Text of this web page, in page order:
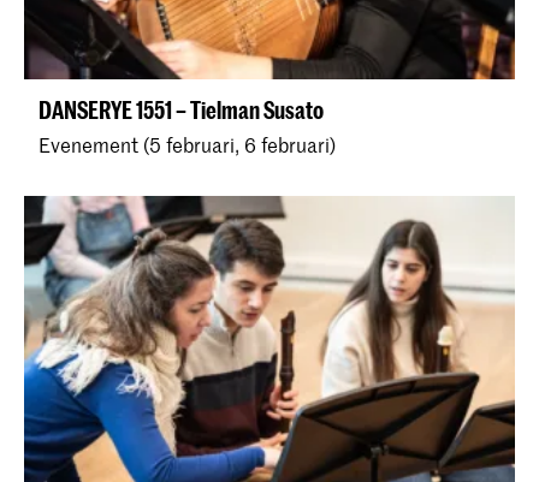
DANSERYE 1551 – Tielman Susato
Evenement (5 februari, 6 februari)